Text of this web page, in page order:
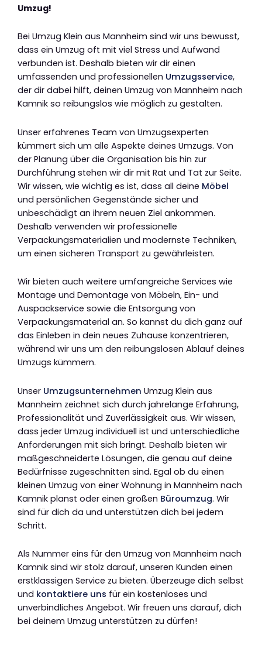
Umzug!
Bei Umzug Klein aus Mannheim sind wir uns bewusst,
dass ein Umzug oft mit viel Stress und Aufwand
verbunden ist. Deshalb bieten wir dir einen
umfassenden und professionellen Umzugsservice,
der dir dabei hilft, deinen Umzug von Mannheim nach
Kamnik so reibungslos wie möglich zu gestalten.
Unser erfahrenes Team von Umzugsexperten
kümmert sich um alle Aspekte deines Umzugs. Von
der Planung über die Organisation bis hin zur
Durchführung stehen wir dir mit Rat und Tat zur Seite.
Wir wissen, wie wichtig es ist, dass all deine Möbel
und persönlichen Gegenstände sicher und
unbeschädigt an ihrem neuen Ziel ankommen.
Deshalb verwenden wir professionelle
Verpackungsmaterialien und modernste Techniken,
um einen sicheren Transport zu gewährleisten.
Wir bieten auch weitere umfangreiche Services wie
Montage und Demontage von Möbeln, Ein- und
Auspackservice sowie die Entsorgung von
Verpackungsmaterial an. So kannst du dich ganz auf
das Einleben in dein neues Zuhause konzentrieren,
während wir uns um den reibungslosen Ablauf deines
Umzugs kümmern.
Unser Umzugsunternehmen Umzug Klein aus
Mannheim zeichnet sich durch jahrelange Erfahrung,
Professionalität und Zuverlässigkeit aus. Wir wissen,
dass jeder Umzug individuell ist und unterschiedliche
Anforderungen mit sich bringt. Deshalb bieten wir
maßgeschneiderte Lösungen, die genau auf deine
Bedürfnisse zugeschnitten sind. Egal ob du einen
kleinen Umzug von einer Wohnung in Mannheim nach
Kamnik planst oder einen großen Büroumzug. Wir
sind für dich da und unterstützen dich bei jedem
Schritt.
Als Nummer eins für den Umzug von Mannheim nach
Kamnik sind wir stolz darauf, unseren Kunden einen
erstklassigen Service zu bieten. Überzeuge dich selbst
und kontaktiere uns für ein kostenloses und
unverbindliches Angebot. Wir freuen uns darauf, dich
bei deinem Umzug unterstützen zu dürfen!